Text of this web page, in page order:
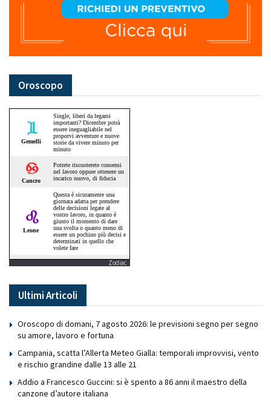
Oroscopo
Zodiac
Ultimi Articoli
Oroscopo di domani, 7 agosto 2026: le previsioni segno per segno
su amore, lavoro e fortuna
Campania, scatta l’Allerta Meteo Gialla: temporali improvvisi, vento
e rischio grandine dalle 13 alle 21
Addio a Francesco Guccini: si è spento a 86 anni il maestro della
canzone d’autore italiana